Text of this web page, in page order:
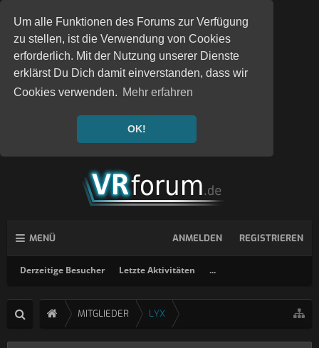
Um alle Funktionen des Forums zur Verfügung
zu stellen, ist die Verwendung von Cookies
erforderlich. Mit der Nutzung unserer Dienste
erklärst Du Dich damit einverstanden, dass wir
Cookies verwenden. Mehr erfahren
OK!
MENÜ
Derzeitige Besucher Letzte Aktivitäten ...
ANMELDEN REGISTRIEREN
MITGLIEDER LYX